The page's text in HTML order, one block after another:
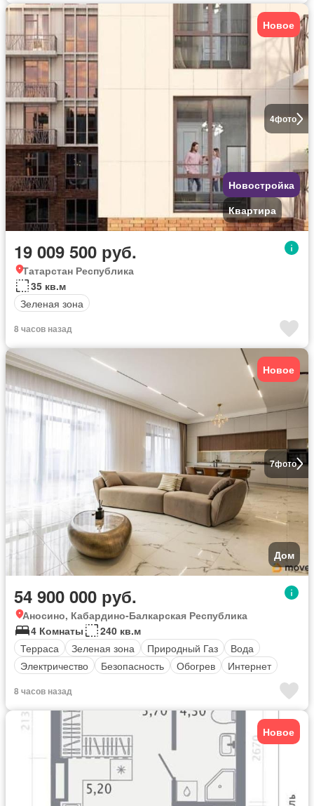
4фото
Новое
Новостройка
Квартира
19 009 500 руб.
Татарстан Республика
35 кв.м
Зеленая зона
8 часов назад
7фото
Новое
Дом
54 900 000 руб.
Аносино, Кабардино-Балкарская Республика
4 Комнаты
240 кв.м
Терраса
Зеленая зона Природный Газ
Вода
Электричество
Безопасность Обогрев Интернет
8 часов назад
Новое